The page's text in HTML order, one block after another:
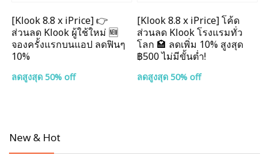
[Klook 8.8 x iPrice] 👉
ส่วนลด Klook ผู้ใช้ใหม่ 🆕
จองครั้งแรกบนแอป ลดฟินๆ
10%
ลดสูงสุด 50% off
[Klook 8.8 x iPrice] โค้ด
ส่วนลด Klook โรงแรมทั่ว
โลก 🏩 ลดเพิ่ม 10% สูงสุด
฿500 ไม่มีขั้นต่ำ!
ลดสูงสุด 50% off
New & Hot